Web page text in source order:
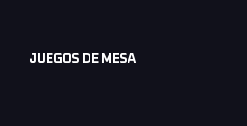
JUEGOS DE MESA